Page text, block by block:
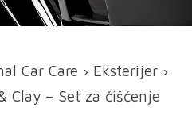
Car Care › Eksterijer ›
Clay – Set za čišćenje